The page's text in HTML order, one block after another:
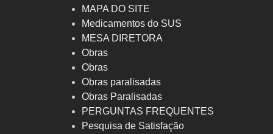
MAPA DO SITE
Medicamentos do SUS
MESA DIRETORA
Obras
Obras
Obras paralisadas
Obras Paralisadas
PERGUNTAS FREQUENTES
Pesquisa de Satisfação